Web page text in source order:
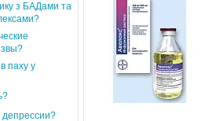
з БАДами та
паху у
депрессии?